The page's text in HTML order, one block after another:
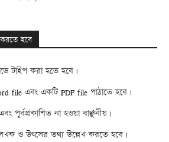
হবে
টাইপ করা হতে হবে।
file এবং একটি PDF file পাঠাতে হবে।
পূর্বপ্রকাশিত না হওয়া বাঞ্ছনীয়।
ও উৎসের তথ্য উল্লেখ করতে হবে।